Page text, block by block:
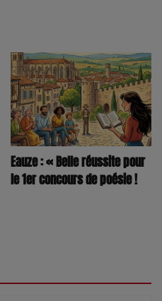
Eauze : « Belle réussite pour
le 1er concours de poésie !